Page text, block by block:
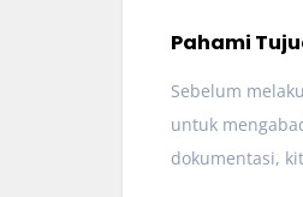
Pahami
Sebelum
untuk
dokumentasi,